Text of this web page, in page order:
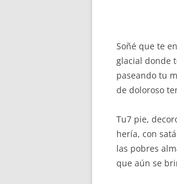
Soñé que te
glacial donde
paseando tu
de doloroso
Tu7 pie,
hería, con
las pobres
que aún se